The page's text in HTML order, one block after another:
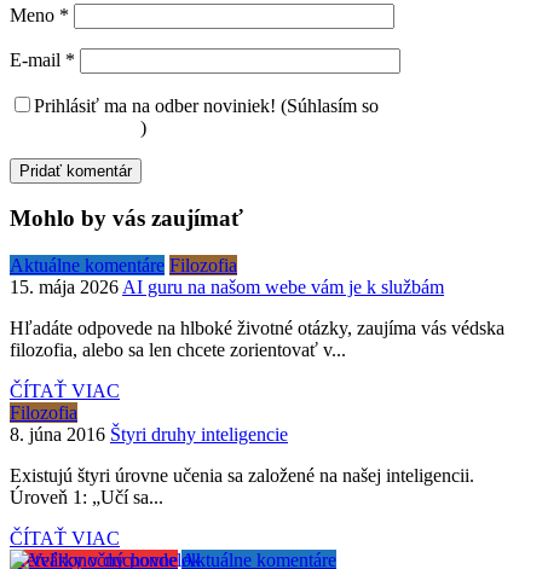
Meno *
E-mail *
Prihlásiť ma na odber noviniek! (Súhlasím so
)
Mohlo by vás zaujímať
Aktuálne komentáre Filozofia
15. mája 2026 AI guru na našom webe vám je k službám
Hľadáte odpovede na hlboké životné otázky, zaujíma vás védska
filozofia, alebo sa len chcete zorientovať v...
ČÍTAŤ VIAC
Filozofia
8. júna 2016 Štyri druhy inteligencie
Existujú štyri úrovne učenia sa založené na našej inteligencii.
Úroveň 1: „Učí sa...
ČÍTAŤ VIAC
Pretvárky v duchovneAktuálne komentáre